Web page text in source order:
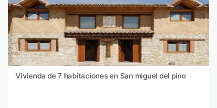
Vivienda de 7 habitaciones en San miguel del pino